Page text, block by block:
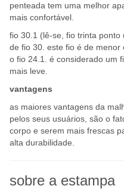
penteada tem uma melhor
mais confortável.
fio 30.1 (lê-se, fio trinta
de fio 30. este fio é de menor
o fio 24.1. é considerado um
mais leve.
vantagens
as maiores vantagens da
pelos seus usuários, são o
corpo e serem mais frescas
alta durabilidade.
sobre a estampa